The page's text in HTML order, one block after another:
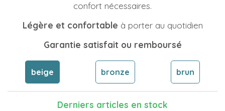
confort nécessaires.
Légère et confortable à porter au quotidien
Garantie satisfait ou remboursé
beige bronze brun
Derniers articles en stock